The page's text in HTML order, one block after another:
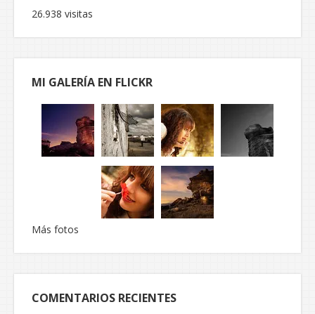
26.938 visitas
MI GALERÍA EN FLICKR
Más fotos
COMENTARIOS RECIENTES